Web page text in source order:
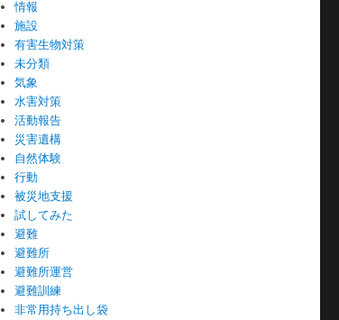
情報
施設
有害生物対策
未分類
気象
水害対策
活動報告
災害遺構
自然体験
行動
被災地支援
試してみた
避難
避難所
避難所運営
避難訓練
非常用持ち出し袋